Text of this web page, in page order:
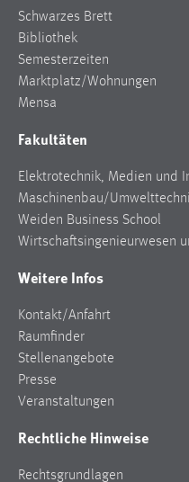
Schwarzes Brett
Bibliothek
Semesterzeiten
Marktplatz/Wohnungen
Mensa
Fakultäten
Elektrotechnik, Medien und
Maschinenbau/
Weiden Business School
Wirtschaftsingenieurwesen
Weitere Infos
Kontakt/Anfahrt
Raumfinder
Stellenangebote
Presse
Veranstaltungen
Rechtliche Hinweise
Rechtsgrundlagen